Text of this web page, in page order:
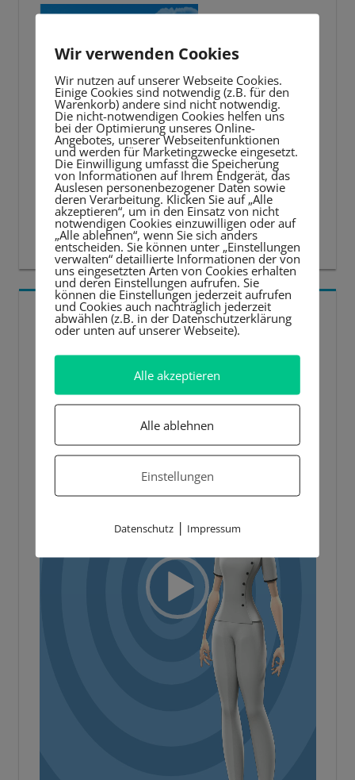
5 BESTE LERNTIPPS
Video-
Wir verwenden Cookies
Wir nutzen auf unserer Webseite Cookies.
Einige Cookies sind notwendig (z.B. für den
Warenkorb) andere sind nicht notwendig.
Die nicht-notwendigen Cookies helfen uns
bei der Optimierung unseres Online-
Angebotes, unserer Webseitenfunktionen
und werden für Marketingzwecke eingesetzt.
Die Einwilligung umfasst die Speicherung
von Informationen auf Ihrem Endgerät, das
Auslesen personenbezogener Daten sowie
deren Verarbeitung. Klicken Sie auf „Alle
akzeptieren“, um in den Einsatz von nicht
notwendigen Cookies einzuwilligen oder auf
„Alle ablehnen“, wenn Sie sich anders
entscheiden. Sie können unter „Einstellungen
verwalten“ detaillierte Informationen der von
uns eingesetzten Arten von Cookies erhalten
und deren Einstellungen aufrufen. Sie
können die Einstellungen jederzeit aufrufen
und Cookies auch nachträglich jederzeit
abwählen (z.B. in der Datenschutzerklärung
oder unten auf unserer Webseite).
Alle akzeptieren
Alle ablehnen
Einstellungen
Datenschutz| Impressum